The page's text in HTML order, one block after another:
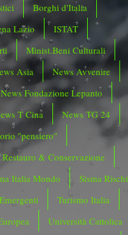
Borghi d'Italia
Lazio
ISTAT
Minist.Beni Culturali
Asia
News Avvenire
News Fondazione Lepanto
T Cina
News TG 24
"pensiero"
Restauro & Conservazione
Italia Mondo
Sisma Rischi
Turismo Italia
Università Cattolica